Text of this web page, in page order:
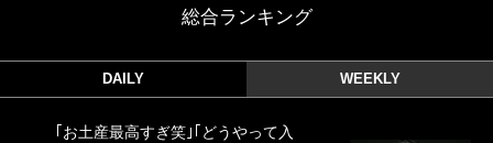
総合ランキング
DAILY WEEKLY
｢お土産最高すぎ笑｣｢どうやって入